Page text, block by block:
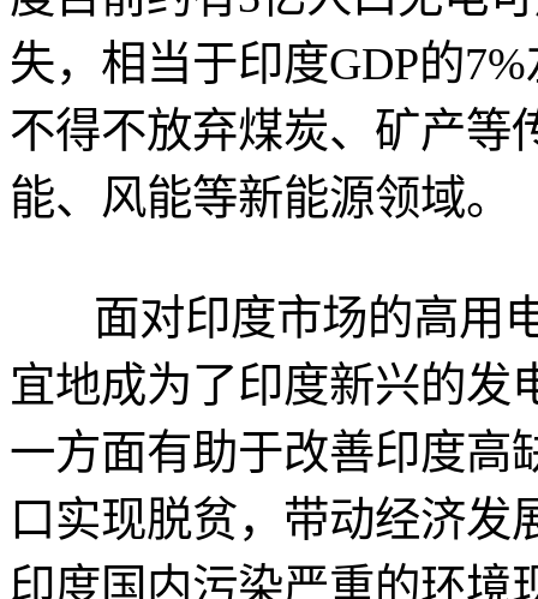
失，相当于印度GDP的
不得不放弃煤炭、矿产等
能、风能等新能源领域。
面对印度市场的高用电
宜地成为了印度新兴的发
一方面有助于改善印度高
口实现脱贫，带动经济发
印度国内污染严重的环境